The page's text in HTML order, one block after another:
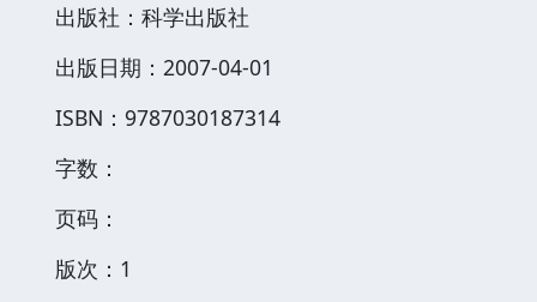
出版社：科学出版社
出版日期：2007-04-01
ISBN：9787030187314
字数：
页码：
版次：1